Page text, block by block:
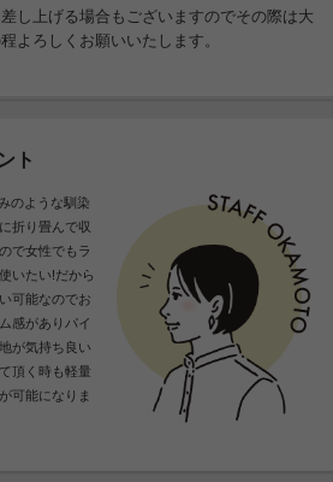
し上げる場合もございますのでその際は大
よろしくお願いいたします。
ト
のような馴染
折り畳んで収
で女性でもラ
いたい!だから
可能なのでお
感がありパイ
が気持ち良い
頂く時も軽量
可能になりま